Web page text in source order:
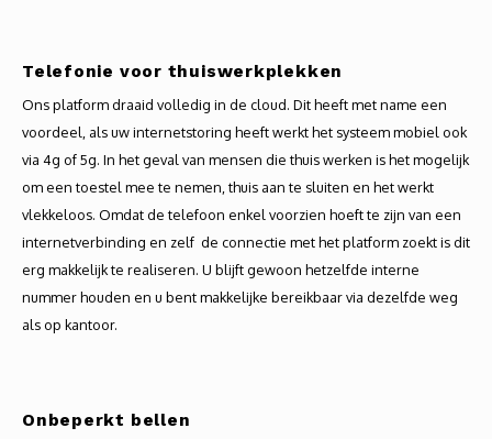
Telefonie voor thuiswerkplekken
Ons platform draaid volledig in de cloud. Dit heeft met name een
voordeel, als uw internetstoring heeft werkt het systeem mobiel ook
via 4g of 5g. In het geval van mensen die thuis werken is het mogelijk
om een toestel mee te nemen, thuis aan te sluiten en het werkt
vlekkeloos. Omdat de telefoon enkel voorzien hoeft te zijn van een
internetverbinding en zelf de connectie met het platform zoekt is dit
erg makkelijk te realiseren. U blijft gewoon hetzelfde interne
nummer houden en u bent makkelijke bereikbaar via dezelfde weg
als op kantoor.
Onbeperkt bellen